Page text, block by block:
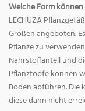
Welche Form
LECHUZA
Größen angeboten.
Pflanze zu
Nährstoffanteil und
Pflanztöpfe können
Boden abführen. Die
diese dann nicht